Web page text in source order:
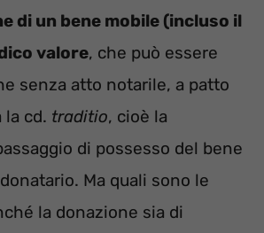
di un bene mobile (incluso il
valore, che può essere
senza atto notarile, a patto
la cd. traditio, cioè la
di possesso del bene
Ma quali sono le
la donazione sia di